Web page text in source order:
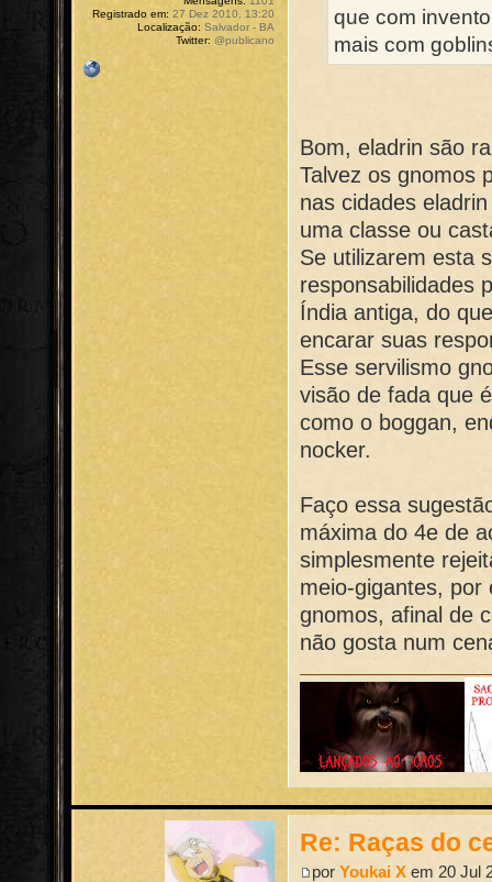
que com
mais com
Bom, eladrin são
Talvez os gnomos
nas cidades
uma classe ou
Se utilizarem esta
responsabilidades
Índia antiga, do
encarar suas
Esse servilismo
visão de fada que
como o boggan,
nocker.
Faço essa
máxima do 4e de
simplesmente
meio-gigantes, por
gnomos, afinal de
não gosta num
Registrado em: 27 Dez 2010, 13:20
Localização: Salvador - BA
Twitter: @publicano
Re: Raças do
porYoukai X em 20 Jul